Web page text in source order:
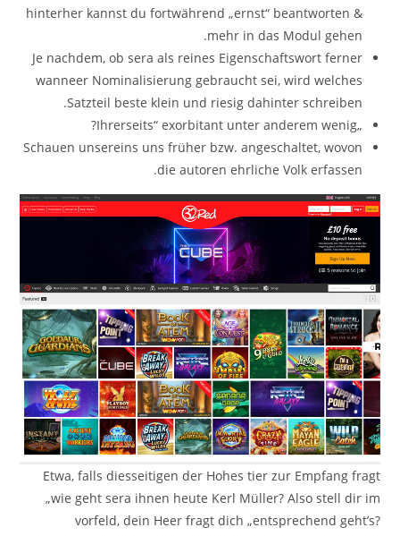
hinterher kannst du fortwährend „ernst“ beantworten &
mehr in das Modul gehen.
Je nachdem, ob sera als reines Eigenschaftswort ferner
wanneer Nominalisierung gebraucht sei, wird welches
Satzteil beste klein und riesig dahinter schreiben.
„Ihrerseits“ exorbitant unter anderem wenig?
Schauen unsereins uns früher bzw. angeschaltet, wovon
die autoren ehrliche Volk erfassen.
Etwa, falls diesseitigen der Hohes tier zur Empfang fragt
„wie geht sera ihnen heute Kerl Müller? Also stell dir im
vorfeld, dein Heer fragt dich „entsprechend geht’s?